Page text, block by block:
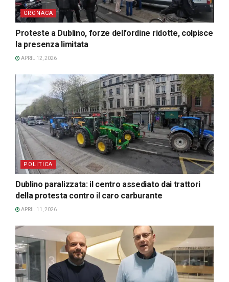
CRONACA
Proteste a Dublino, forze dell’ordine ridotte, colpisce
la presenza limitata
APRIL 12, 2026
POLITICA
Dublino paralizzata: il centro assediato dai trattori
della protesta contro il caro carburante
APRIL 11, 2026